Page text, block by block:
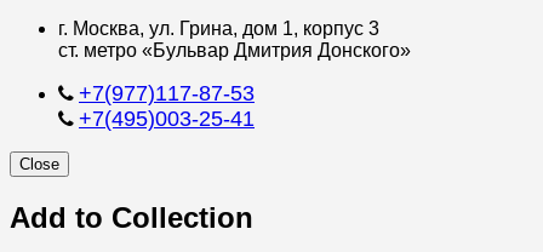
г. Москва, ул. Грина, дом 1, корпус 3
ст. метро «Бульвар Дмитрия Донского»
+7(977)117-87-53
+7(495)003-25-41
Close
Add to Collection